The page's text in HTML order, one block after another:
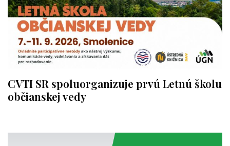
CVTI SR spoluorganizuje prvú Letnú školu
občianskej vedy